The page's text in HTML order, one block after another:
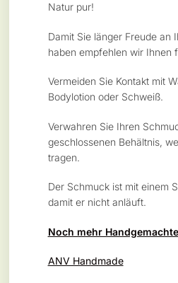
Natur pur!
Damit Sie länger Freude an
haben empfehlen wir Ihnen
Vermeiden Sie Kontakt mit
Bodylotion oder Schweiß.
Verwahren Sie Ihren
geschlossenen Behältnis,
tragen.
Der Schmuck ist mit einem
damit er nicht anläuft.
Noch mehr
ANV Handmade